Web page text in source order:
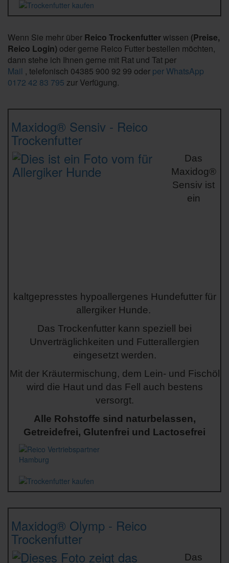
Wenn Sie mehr über Reico Trockenfutterwissen (Preise,
Reico Login) oder gerne Reico Futter bestellen möchten,
dann stehe ich Ihnen gerne mit Rat und Tat per
Mail , telefonisch 04385 900 92 99 oder per WhatsApp
0172 42 83 795 zur Verfügung.
Maxidog® Sensiv - Reico
Trockenfutter
Das
Maxidog®
Sensiv ist
ein
kaltgepresstes hypoallergenes Hundefutter für
allergiker Hunde.
Das Trockenfutter kann speziell bei
Unverträglichkeiten und Futterallergien
eingesetzt werden.
Mit der Kräutermischung, dem Lein- und Fischöl
wird die Haut und das Fell auch bestens
versorgt.
Alle Rohstoffe sind naturbelassen,
Getreidefrei, Glutenfrei und Lactosefrei
Maxidog® Olymp - Reico
Trockenfutter
Das